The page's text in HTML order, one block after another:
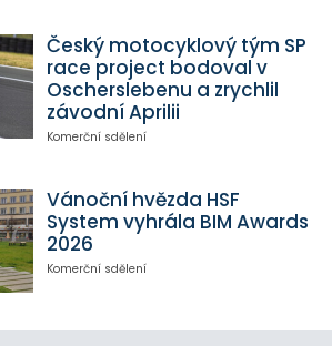
Český motocyklový tým SP
race project bodoval v
Oscherslebenu a zrychlil
závodní Aprilii
Komerční sdělení
Vánoční hvězda HSF
System vyhrála BIM Awards
2026
Komerční sdělení